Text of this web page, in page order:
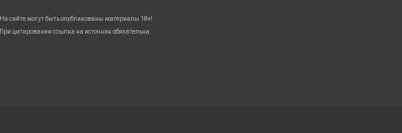
На сайте могут быть опубликованы материалы 18+!
При цитировании ссылка на источник обязательна.